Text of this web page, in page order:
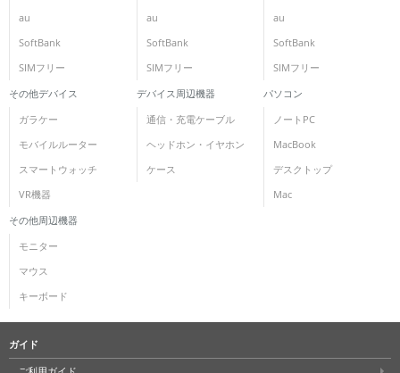
au
SoftBank
SIMフリー
au
SoftBank
SIMフリー
au
SoftBank
SIMフリー
その他デバイス
ガラケー
モバイルルーター
スマートウォッチ
VR機器
デバイス周辺機器
通信・充電ケーブル
ヘッドホン・イヤホン
ケース
パソコン
ノートPC
MacBook
デスクトップ
Mac
その他周辺機器
モニター
マウス
キーボード
ガイド